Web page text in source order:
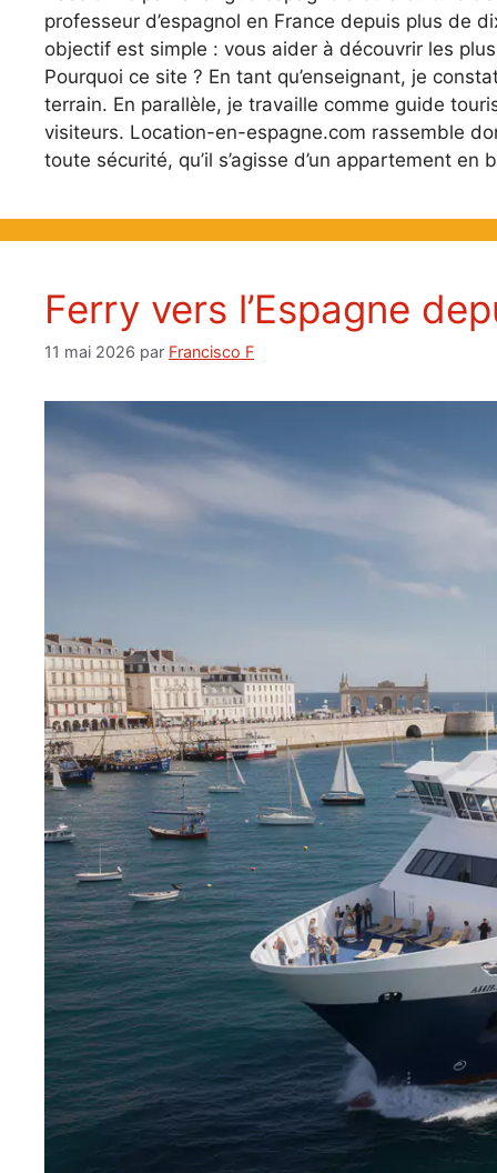
professeur d’espagnol en France depuis plus de
objectif est simple : vous aider à découvrir les
Pourquoi ce site ? En tant qu’enseignant, je
terrain. En parallèle, je travaille comme guide
visiteurs. Location-en-espagne.com rassemble
toute sécurité, qu’il s’agisse d’un appartement
Ferry vers l’Espagne
11 mai 2026 par Francisco F